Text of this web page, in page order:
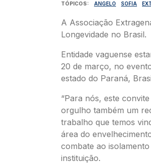
TÓPICOS ANGELO SOFIA
A Associação
Longevidade no Brasil.
Entidade vaguense
20 de março, no
estado do Paraná,
“Para nós, este
orgulho também um
trabalho que temos
área do
combate ao
instituição.